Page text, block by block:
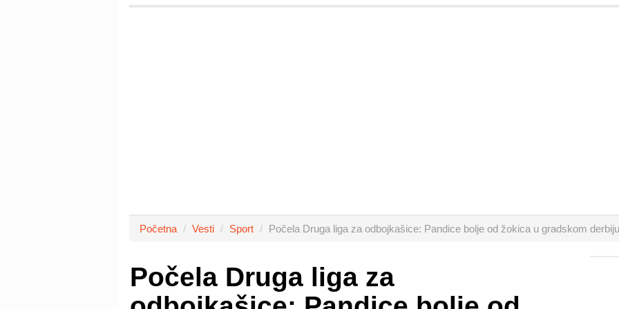
Početna Vesti Sport Počela Druga liga za odbojkašice: Pandice bolje od žokica u gradskom derbiju
Počela Druga liga za